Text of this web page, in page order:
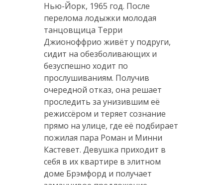
Нью-Йорк, 1965 год. После
перелома лодыжки молодая
танцовщица Терри
Джионоффрио живёт у подруги,
сидит на обезболивающих и
безуспешно ходит по
прослушиваниям. Получив
очередной отказ, она решает
проследить за унизившим её
режиссёром и теряет сознание
прямо на улице, где её подбирает
пожилая пара Роман и Минни
Кастевет. Девушка приходит в
себя в их квартире в элитном
доме Брэмфорд и получает